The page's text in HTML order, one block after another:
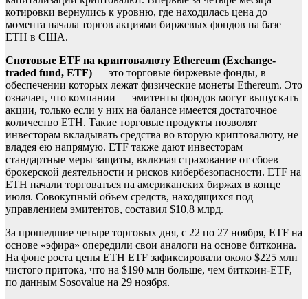
котировки вернулись к уровню, где находилась цена до
момента начала торгов акциями биржевых фондов на базе
ETH в США.
Спотовые ETF на криптовалюту Ethereum (Exchange-
traded fund, ETF) — это торговые биржевые фонды, в
обеспечении которых лежат физические монеты Ethereum. Это
означает, что компании — эмитенты фондов могут выпускать
акции, только если у них на балансе имеется достаточное
количество ETH. Такие торговые продукты позволят
инвесторам вкладывать средства во вторую криптовалюту, не
владея ею напрямую. ETF также дают инвесторам
стандартные меры защиты, включая страхование от сбоев
брокерской деятельности и рисков кибербезопасности. ETF на
ETH начали торговаться на американских биржах в конце
июля. Совокупный объем средств, находящихся под
управлением эмитентов, составил $10,8 млрд.
За прошедшие четыре торговых дня, с 22 по 27 ноября, ETF на
основе «эфира» опередили свои аналоги на основе биткоина.
На фоне роста цены ETH ETF зафиксировали около $225 млн
чистого притока, что на $190 млн больше, чем биткоин-ETF,
по данным Sosovalue на 29 ноября.